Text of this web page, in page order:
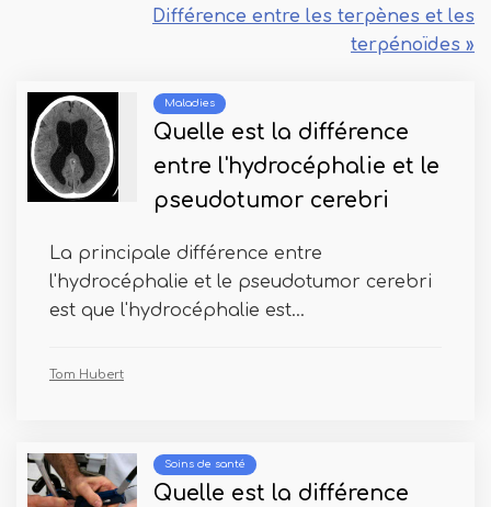
Différence entre les terpènes et les
terpénoïdes »
Maladies
Quelle est la différence
entre l'hydrocéphalie et le
pseudotumor cerebri
La principale différence entre
l'hydrocéphalie et le pseudotumor cerebri
est que l'hydrocéphalie est...
Tom Hubert
Soins de santé
Quelle est la différence